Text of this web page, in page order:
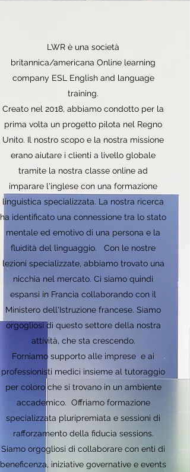
LWR è una società
britannica/americana Online learning
company ESL English and language
training.
Creato nel 2018, abbiamo condotto per la
prima volta un progetto pilota nel Regno
Unito. Il nostro scopo e la nostra missione
erano aiutare i clienti a livello globale
tramite la nostra classe online ad
imparare l'inglese con una formazione
linguistica specializzata. La nostra ricerca
ha identificato una connessione tra lo stato
mentale ed emotivo di una persona e la
fluidità del linguaggio. Con le nostre
lezioni specializzate, abbiamo trovato una
nicchia nel mercato. Ci siamo quindi
espansi in Francia collaborando con il
Ministero dell'Istruzione francese. Siamo
orgogliosi di questo settore della nostra
attività, che sta crescendo.
Forniamo supporto alle imprese e ai
professionisti medici insieme al tutoraggio
per coloro che si trovano in un ambiente
accademico. Offriamo formazione
specializzata pluripremiata e sessioni di
rafforzamento della fiducia sessions.
Siamo orgogliosi di collaborare con enti di
beneficenza, iniziative governative e events